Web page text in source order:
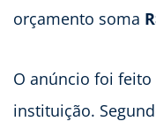
orçamento soma
O anúncio foi feito
instituição.